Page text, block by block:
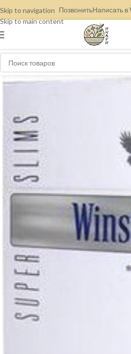
Skip to navigation
Skip to main content
ПозвонитьНаписать в